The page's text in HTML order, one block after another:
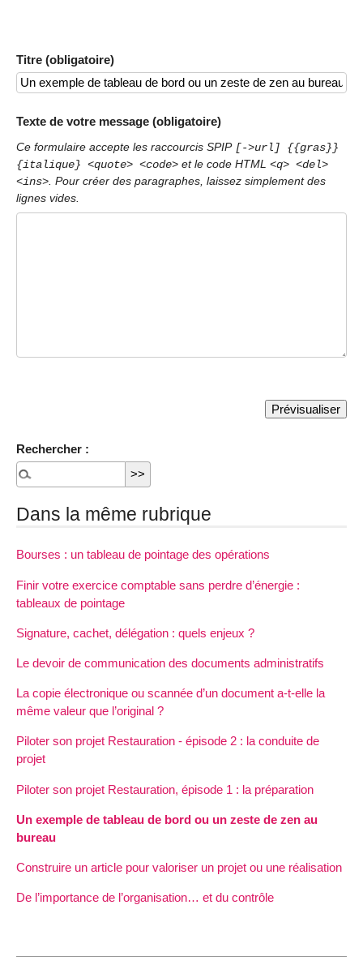
Titre (obligatoire)
Texte de votre message (obligatoire)
Ce formulaire accepte les raccourcis SPIP [->url] {{gras}}
{italique} <quote> <code> et le code HTML <q> <del>
<ins> . Pour créer des paragraphes, laissez simplement des
lignes vides.
Rechercher :
Dans la même rubrique
Bourses : un tableau de pointage des opérations
Finir votre exercice comptable sans perdre d’énergie :
tableaux de pointage
Signature, cachet, délégation : quels enjeux ?
Le devoir de communication des documents administratifs
La copie électronique ou scannée d’un document a-t-elle la
même valeur que l’original ?
Piloter son projet Restauration - épisode 2 : la conduite de
projet
Piloter son projet Restauration, épisode 1 : la préparation
Un exemple de tableau de bord ou un zeste de zen au
bureau
Construire un article pour valoriser un projet ou une réalisation
De l’importance de l’organisation… et du contrôle